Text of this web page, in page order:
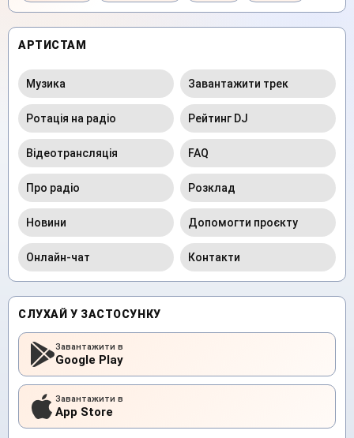
АРТИСТАМ
Музика Завантажити трек
Ротація на радіо Рейтинг DJ
Відеотрансляція FAQ
Про радіо Розклад
Новини Допомогти проєкту
Онлайн-чат Контакти
СЛУХАЙ У ЗАСТОСУНКУ
Завантажити в
Google Play
Завантажити в
App Store